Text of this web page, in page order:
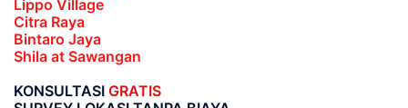
Lippo Village
Citra Raya
Bintaro Jaya
Shila at Sawangan
KONSULTASI GRATIS